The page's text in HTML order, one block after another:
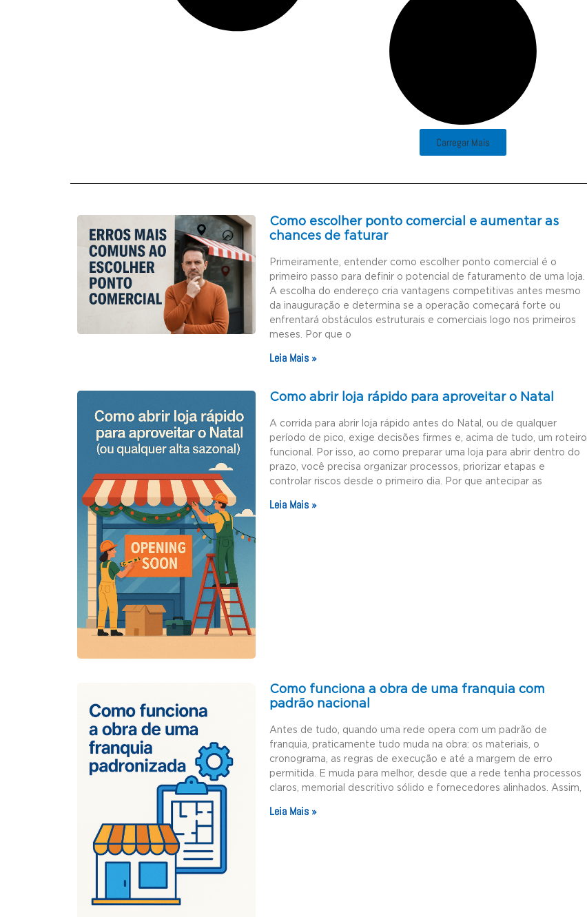
Carregar Mais
Como escolher ponto comercial e aumentar as
chances de faturar
Primeiramente, entender como escolher ponto comercial é o
primeiro passo para definir o potencial de faturamento de uma loja.
A escolha do endereço cria vantagens competitivas antes mesmo
da inauguração e determina se a operação começará forte ou
enfrentará obstáculos estruturais e comerciais logo nos primeiros
meses. Por que o
Leia Mais »
Como abrir loja rápido para aproveitar o Natal
A corrida para abrir loja rápido antes do Natal, ou de qualquer
período de pico, exige decisões firmes e, acima de tudo, um roteiro
funcional. Por isso, ao como preparar uma loja para abrir dentro do
prazo, você precisa organizar processos, priorizar etapas e
controlar riscos desde o primeiro dia. Por que antecipar as
Leia Mais »
Como funciona a obra de uma franquia com
padrão nacional
Antes de tudo, quando uma rede opera com um padrão de
franquia, praticamente tudo muda na obra: os materiais, o
cronograma, as regras de execução e até a margem de erro
permitida. E muda para melhor, desde que a rede tenha processos
claros, memorial descritivo sólido e fornecedores alinhados. Assim,
Leia Mais »